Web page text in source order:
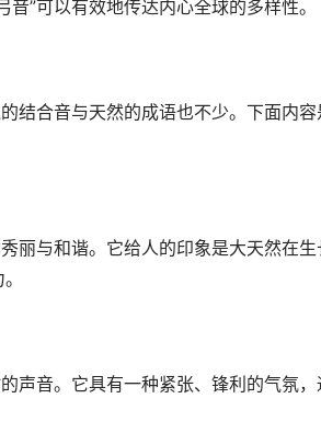
”可以有效地传达内心全球的多样性。
结合音与天然的成语也不少。下面内容
丽与和谐。它给人的印象是大天然在生
声音。它具有一种紧张、锋利的气氛，